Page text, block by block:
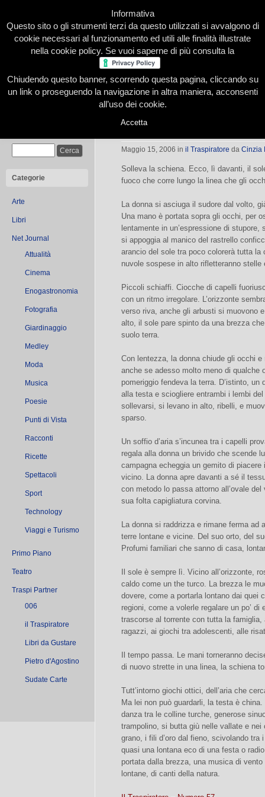
Home Presentazione Redazione Le nostre firme
Categorie
Arte
Libri
Net Journal
Attualità
Cinema
Enogastronomia
Fotografia
Giardinaggio
Medley
Moda
Musica
Poesie
Punti di Vista
Racconti
Ricette
Spettacoli
Sport
Technology
Viaggi e Turismo
Primo Piano
Teatro
Traspi Partner
006
il Traspiratore
Libri da Gustare
Pietro d'Agostino
Sudate Carte
Respiri senza tempo
Maggio 15, 2006 in il Traspiratore da Cinzia
Solleva la schiena. Ecco, lì davanti, il
fuoco che corre lungo la linea che gli
La donna si asciuga il sudore dal volto,
Una mano è portata sopra gli occhi, per
lentamente in un’espressione di
si appoggia al manico del rastrello
arancio del sole tra poco colorerà tutta
nuvole sospese in alto rifletteranno stelle
Piccoli schiaffi. Ciocche di capelli
con un ritmo irregolare. L’orizzonte
verso riva, anche gli arbusti si muovono
alto, il sole pare spinto da una brezza
suolo terra.
Con lentezza, la donna chiude gli occhi
anche se adesso molto meno di qualche
pomeriggio fendeva la terra. D’istinto,
alla testa e sciogliere entrambi i lembi
sollevarsi, si levano in alto, ribelli, e
sparso.
Un soffio d’aria s’incunea tra i capelli
regala alla donna un brivido che scende
campagna echeggia un gemito di
vicino. La donna apre davanti a sé il
con metodo lo passa attorno all’ovale
sua folta capigliatura corvina.
La donna si raddrizza e rimane ferma ad
terre lontane e vicine. Del suo orto, del
Profumi familiari che sanno di casa,
Il sole è sempre lì. Vicino all’orizzonte,
caldo come un the turco. La brezza le
dovere, come a portarla lontano dai quei
regioni, come a volerle regalare un po’
trascorse al torrente con tutta la famiglia,
ragazzi, ai giochi tra adolescenti, alle
Il tempo passa. Le mani torneranno
di nuovo strette in una linea, la schiena
Tutt’intorno giochi ottici, dell’aria che
Ma lei non può guardarli, la testa è
danza tra le colline turche, generose
trampolino, si butta giù nelle vallate e nei
grano, i fili d’oro dal fieno, scivolando
quasi una lontana eco di una festa o
portata dalla brezza, una musica di
lontane, di canti della natura.
Informativa
Questo sito o gli strumenti terzi da questo utilizzati si avvalgono di
cookie necessari al funzionamento ed utili alle finalità illustrate
nella cookie policy. Se vuoi saperne di più consulta la
Chiudendo questo banner, scorrendo questa pagina, cliccando su
un link o proseguendo la navigazione in altra maniera, acconsenti
all’uso dei cookie.
Accetta